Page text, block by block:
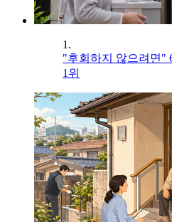
1.
"후회하지 않으려면"
1위